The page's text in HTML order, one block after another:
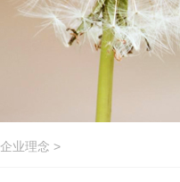
企业理念 >